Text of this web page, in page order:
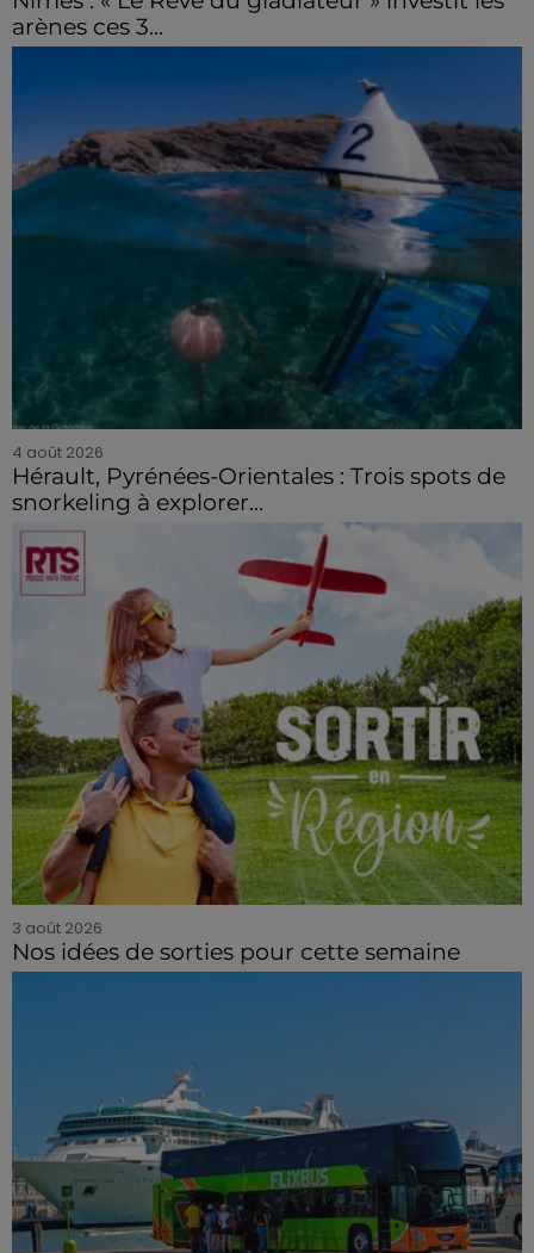
arènes ces 3...
4 août 2026
Hérault, Pyrénées-Orientales : Trois spots de
snorkeling à explorer...
3 août 2026
Nos idées de sorties pour cette semaine